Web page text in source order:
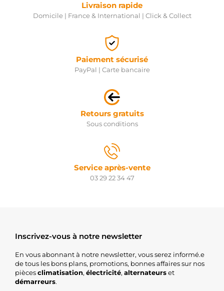
Livraison rapide
Domicile | France & International | Click & Collect
Paiement sécurisé
PayPal | Carte bancaire
Retours gratuits
Sous conditions
Service après-vente
03 29 22 34 47
Inscrivez-vous à notre newsletter
En vous abonnant à notre newsletter, vous serez informé.e
de tous les bons plans, promotions, bonnes affaires sur nos
piècesclimatisation, électricité, alternateurset
démarreurs.